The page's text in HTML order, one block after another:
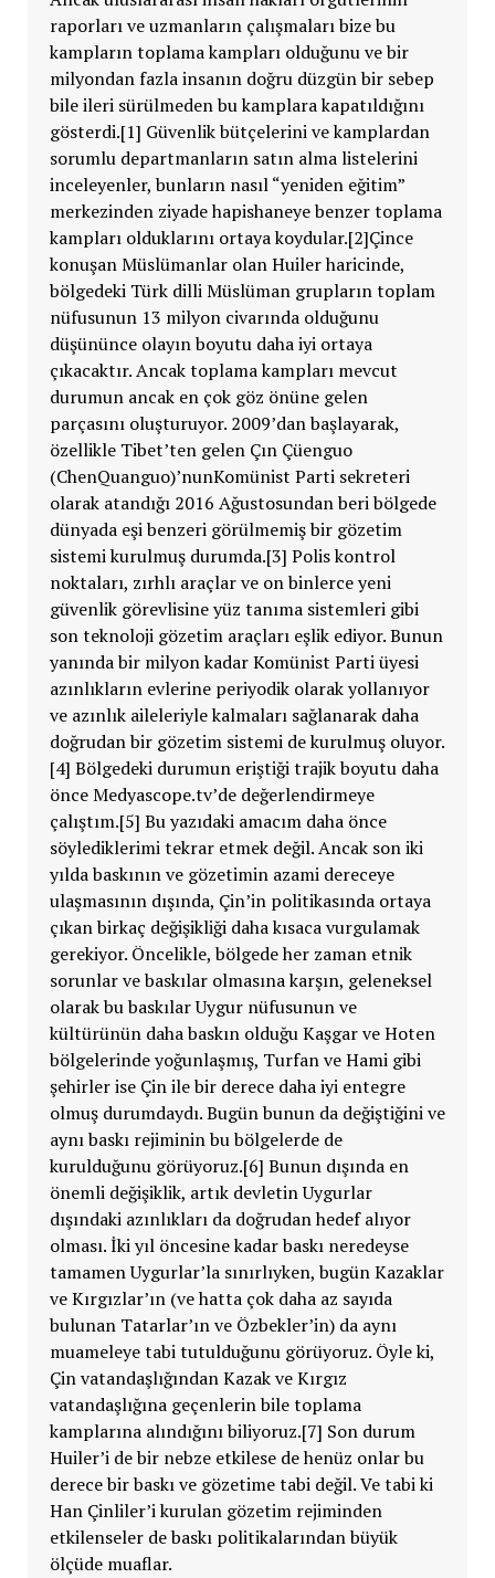
raporları ve uzmanların çalışmaları bize bu
kampların toplama kampları olduğunu ve bir
milyondan fazla insanın doğru düzgün bir sebep
bile ileri sürülmeden bu kamplara kapatıldığını
gösterdi.[1] Güvenlik bütçelerini ve kamplardan
sorumlu departmanların satın alma listelerini
inceleyenler, bunların nasıl “yeniden eğitim”
merkezinden ziyade hapishaneye benzer toplama
kampları olduklarını ortaya koydular.[2]Çince
konuşan Müslümanlar olan Huiler haricinde,
bölgedeki Türk dilli Müslüman grupların toplam
nüfusunun 13 milyon civarında olduğunu
düşününce olayın boyutu daha iyi ortaya
çıkacaktır. Ancak toplama kampları mevcut
durumun ancak en çok göz önüne gelen
parçasını oluşturuyor. 2009’dan başlayarak,
özellikle Tibet’ten gelen Çın Çüenguo
(ChenQuanguo)’nunKomünist Parti sekreteri
olarak atandığı 2016 Ağustosundan beri bölgede
dünyada eşi benzeri görülmemiş bir gözetim
sistemi kurulmuş durumda.[3] Polis kontrol
noktaları, zırhlı araçlar ve on binlerce yeni
güvenlik görevlisine yüz tanıma sistemleri gibi
son teknoloji gözetim araçları eşlik ediyor. Bunun
yanında bir milyon kadar Komünist Parti üyesi
azınlıkların evlerine periyodik olarak yollanıyor
ve azınlık aileleriyle kalmaları sağlanarak daha
doğrudan bir gözetim sistemi de kurulmuş oluyor.
[4] Bölgedeki durumun eriştiği trajik boyutu daha
önce Medyascope.tv’de değerlendirmeye
çalıştım.[5] Bu yazıdaki amacım daha önce
söylediklerimi tekrar etmek değil. Ancak son iki
yılda baskının ve gözetimin azami dereceye
ulaşmasının dışında, Çin’in politikasında ortaya
çıkan birkaç değişikliği daha kısaca vurgulamak
gerekiyor. Öncelikle, bölgede her zaman etnik
sorunlar ve baskılar olmasına karşın, geleneksel
olarak bu baskılar Uygur nüfusunun ve
kültürünün daha baskın olduğu Kaşgar ve Hoten
bölgelerinde yoğunlaşmış, Turfan ve Hami gibi
şehirler ise Çin ile bir derece daha iyi entegre
olmuş durumdaydı. Bugün bunun da değiştiğini ve
aynı baskı rejiminin bu bölgelerde de
kurulduğunu görüyoruz.[6] Bunun dışında en
önemli değişiklik, artık devletin Uygurlar
dışındaki azınlıkları da doğrudan hedef alıyor
olması. İki yıl öncesine kadar baskı neredeyse
tamamen Uygurlar’la sınırlıyken, bugün Kazaklar
ve Kırgızlar’ın (ve hatta çok daha az sayıda
bulunan Tatarlar’ın ve Özbekler’in) da aynı
muameleye tabi tutulduğunu görüyoruz. Öyle ki,
Çin vatandaşlığından Kazak ve Kırgız
vatandaşlığına geçenlerin bile toplama
kamplarına alındığını biliyoruz.[7] Son durum
Huiler’i de bir nebze etkilese de henüz onlar bu
derece bir baskı ve gözetime tabi değil. Ve tabi ki
Han Çinliler’i kurulan gözetim rejiminden
etkilenseler de baskı politikalarından büyük
ölçüde muaflar.